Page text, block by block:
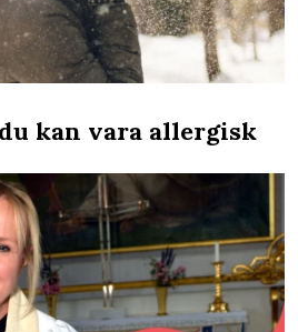
kan vara allergisk